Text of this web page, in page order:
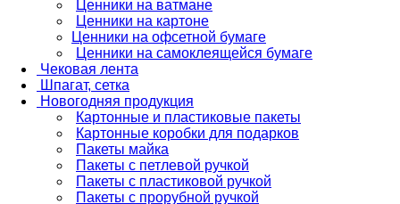
Ценники на ватмане
Ценники на картоне
Ценники на офсетной бумаге
Ценники на самоклеящейся бумаге
Чековая лента
Шпагат, сетка
Новогодняя продукция
Картонные и пластиковые пакеты
Картонные коробки для подарков
Пакеты майка
Пакеты с петлевой ручкой
Пакеты с пластиковой ручкой
Пакеты с прорубной ручкой